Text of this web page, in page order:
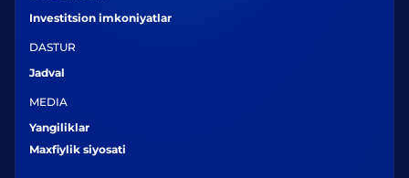
Investitsion imkoniyatlar
DASTUR
Jadval
MEDIA
Yangiliklar
Maxfiylik siyosati